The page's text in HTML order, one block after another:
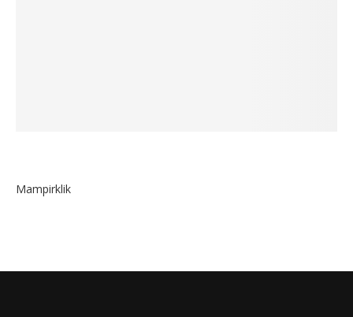
Mampirklik